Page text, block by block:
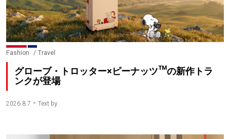
Fashion Travel
グローブ・トロッター×ピーナッツ™の新作トラ
ンクが登場
2026.8.7 - Text by